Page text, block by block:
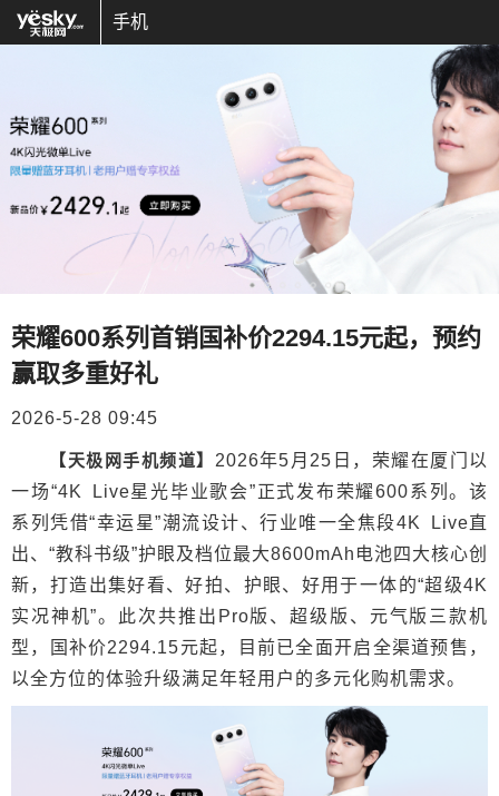
手机
荣耀600系列首销国补价2294.15元起，预约
赢取多重好礼
2026-5-28 09:45
【天极网手机频道】 2026年5月25日，荣耀在厦门以
一场“4K Live星光毕业歌会”正式发布荣耀600系列。该
系列凭借“幸运星”潮流设计、行业唯一全焦段4K Live直
出、“教科书级”护眼及档位最大8600mAh电池四大核心创
新，打造出集好看、好拍、护眼、好用于一体的“超级4K
实况神机”。此次共推出Pro版、超级版、元气版三款机
型，国补价2294.15元起，目前已全面开启全渠道预售，
以全方位的体验升级满足年轻用户的多元化购机需求。